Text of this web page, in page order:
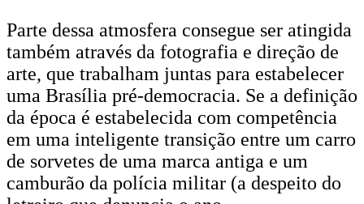
Parte dessa atmosfera consegue ser atingida
também através da fotografia e direção de
arte, que trabalham juntas para estabelecer
uma Brasília pré-democracia. Se a definição
da época é estabelecida com competência
em uma inteligente transição entre um carro
de sorvetes de uma marca antiga e um
camburão da polícia militar (a despeito do